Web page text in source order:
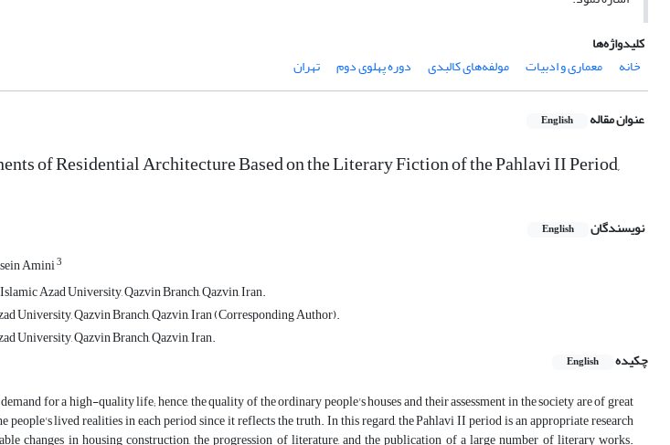
کلیدواژه‌ها
خانه
معماری و ادبیات مولفه‌های کالبدی دوره پهلوی دوم تهران
عنوان مقاله English
of Residential Architecture Based on the Literary Fiction of the Pahlavi II Period,
نویسندگان English
Amini3
Azad University, Qazvin Branch, Qazvin, Iran.
University, Qazvin Branch, Qazvin, Iran (Corresponding Author).
University, Qazvin Branch, Qazvin, Iran.
چکیده
English
for a high-quality life; hence, the quality of the ordinary people's houses and their assessment in the society are of great
lived realities in each period since it reflects the truth. In this regard, the Pahlavi II period is an appropriate research